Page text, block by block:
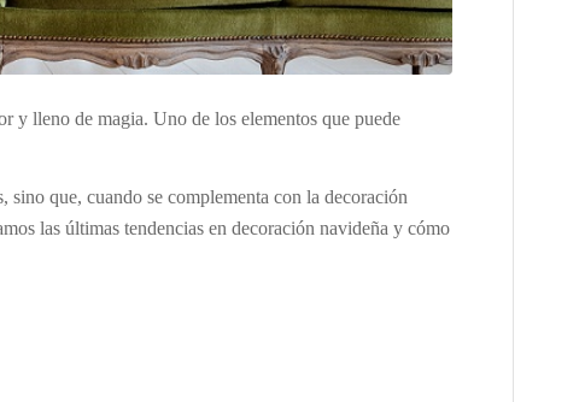
y lleno de magia. Uno de los elementos que puede
sino que, cuando se complementa con la decoración
las últimas tendencias en decoración navideña y cómo